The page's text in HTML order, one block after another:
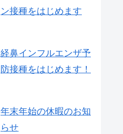
ン接種をはじめます
経鼻インフルエンザ予
防接種をはじめます！
年末年始の休暇のお知
らせ